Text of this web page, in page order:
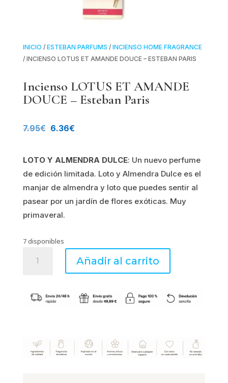
INICIO / ESTEBAN PARFUMS / INCIENSO HOME FRAGRANCE
/ INCIENSO LOTUS ET AMANDE DOUCE – ESTEBAN PARIS
Incienso LOTUS ET AMANDE
DOUCE – Esteban Paris
7.95€ El
original
era:
7.95€.
6.36€El
actual
es:
6.36€.
LOTO Y ALMENDRA DULCE: Un nuevo perfume
de edición limitada. Loto y Almendra Dulce es el
manjar de almendra y loto que puedes sentir al
pasear por un jardín de flores exóticas. Muy
primaveral.
7 disponibles
LOTUS
DOUCE
cantidad
Añadir al carrito